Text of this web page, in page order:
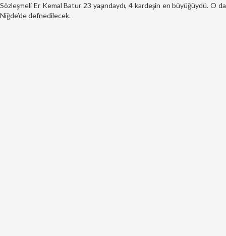
Sözleşmeli Er Kemal Batur 23 yaşındaydı, 4 kardeşin en büyüğüydü. O da
Niğde’de defnedilecek.